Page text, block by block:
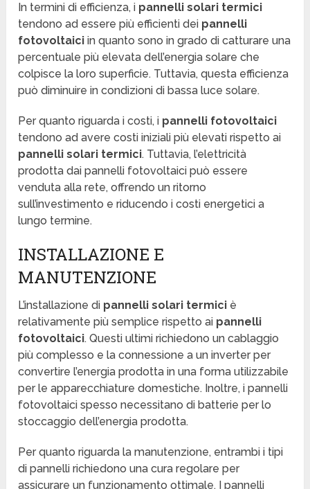
In termini di efficienza, i pannelli solari termici
tendono ad essere più efficienti dei pannelli
fotovoltaici in quanto sono in grado di catturare una
percentuale più elevata dell’energia solare che
colpisce la loro superficie. Tuttavia, questa efficienza
può diminuire in condizioni di bassa luce solare.
Per quanto riguarda i costi, i pannelli fotovoltaici
tendono ad avere costi iniziali più elevati rispetto ai
pannelli solari termici. Tuttavia, l’elettricità
prodotta dai pannelli fotovoltaici può essere
venduta alla rete, offrendo un ritorno
sull’investimento e riducendo i costi energetici a
lungo termine.
INSTALLAZIONE E
MANUTENZIONE
L’installazione di pannelli solari termici è
relativamente più semplice rispetto ai pannelli
fotovoltaici. Questi ultimi richiedono un cablaggio
più complesso e la connessione a un inverter per
convertire l’energia prodotta in una forma utilizzabile
per le apparecchiature domestiche. Inoltre, i pannelli
fotovoltaici spesso necessitano di batterie per lo
stoccaggio dell’energia prodotta.
Per quanto riguarda la manutenzione, entrambi i tipi
di pannelli richiedono una cura regolare per
assicurare un funzionamento ottimale. I pannelli